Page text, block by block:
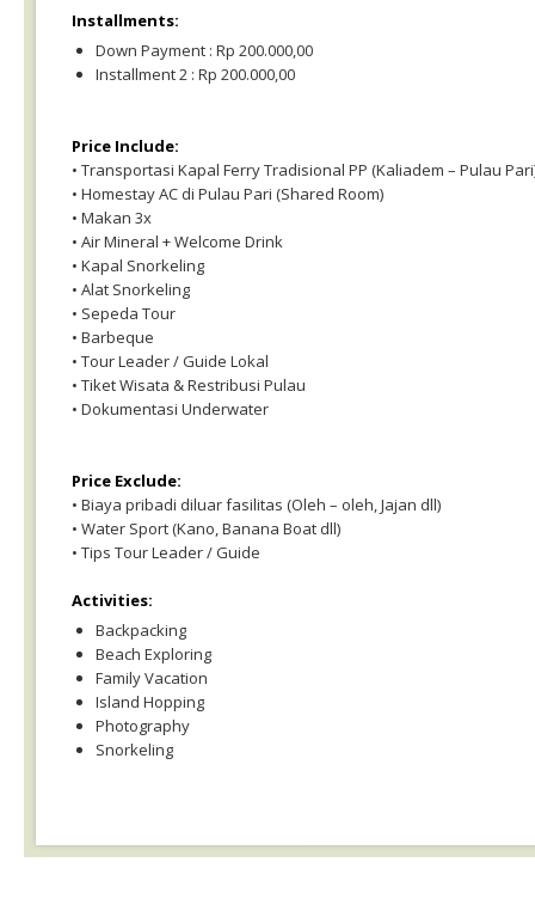
Installments:
Down Payment : Rp 200.000,00
Installment 2 : Rp 200.000,00
Price Include:
• Transportasi Kapal Ferry Tradisional PP (Kaliadem – Pulau
• Homestay AC di Pulau Pari (Shared Room)
• Makan 3x
• Air Mineral + Welcome Drink
• Kapal Snorkeling
• Alat Snorkeling
• Sepeda Tour
• Barbeque
• Tour Leader / Guide Lokal
• Tiket Wisata & Restribusi Pulau
• Dokumentasi Underwater
Price Exclude:
• Biaya pribadi diluar fasilitas (Oleh – oleh, Jajan dll)
• Water Sport (Kano, Banana Boat dll)
• Tips Tour Leader / Guide
Activities:
Backpacking
Beach Exploring
Family Vacation
Island Hopping
Photography
Snorkeling